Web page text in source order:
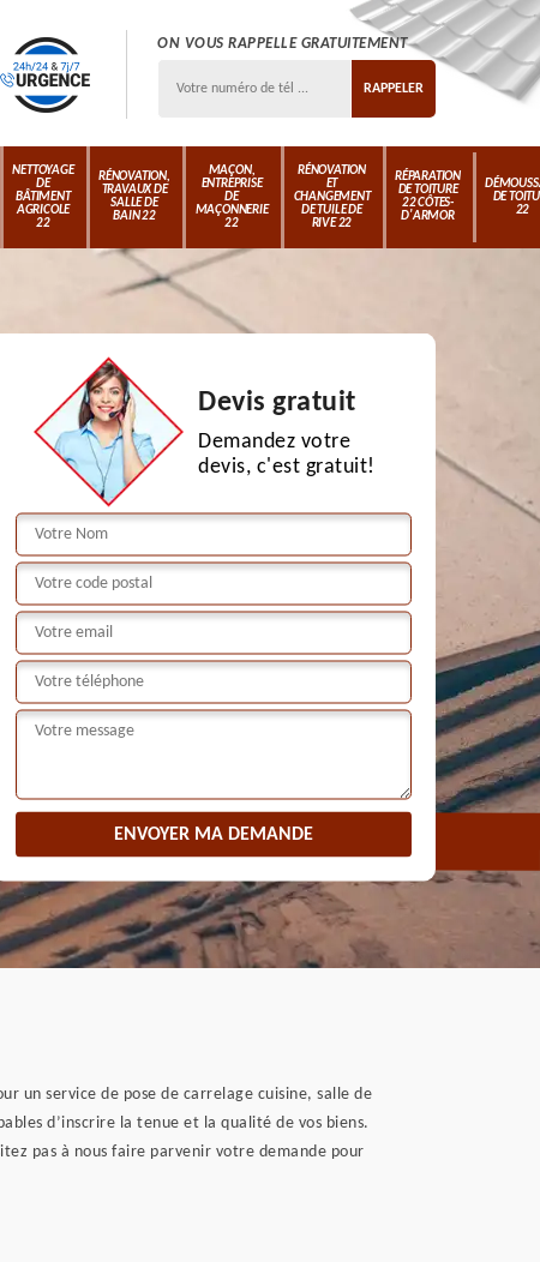
ON VOUS RAPPELLE GRATUITEMENT
NETTOYAGE
DE
BÂTIMENT
AGRICOLE
22
RÉNOVATION,
TRAVAUX DE
SALLE DE
BAIN 22
MAÇON,
ENTREPRISE
DE
MAÇONNERIE
22
RÉNOVATION
ET
CHANGEMENT
DE TUILE DE
RIVE 22
RÉPARATION
DE TOITURE
22 CÔTES-
D'ARMOR
DE
22
Devis gratuit
Demandez votre
devis, c'est gratuit!
un service de pose de carrelage cuisine, salle de
d’inscrire la tenue et la qualité de vos biens.
pas à nous faire parvenir votre demande pour